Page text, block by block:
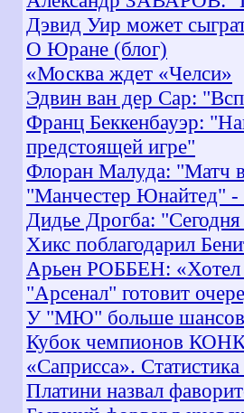
Дэвид Уир может
О Юране (блог)
«Москва ждет «Челси»
Эдвин ван дер Сар:
Франц Беккенбауэр:
предстоящей игре"
Флоран Малуда: "Матч
"Манчестер Юнайтед" -
Дидье Дрогба:
Хикс поблагодарил
Арьен РОББЕН: «Хотел
"Арсенал" готовит
У "МЮ" больше шансов
Кубок чемпионов
«Саприсса».
Платини назвал